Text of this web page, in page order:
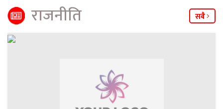
राजनीति सबै